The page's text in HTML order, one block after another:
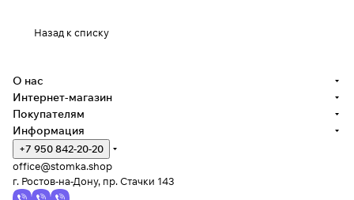
Назад к списку
О нас
Интернет-магазин
Покупателям
Информация
+7 950 842-20-20
office@stomka.shop
г. Ростов-на-Дону, пр. Стачки 143